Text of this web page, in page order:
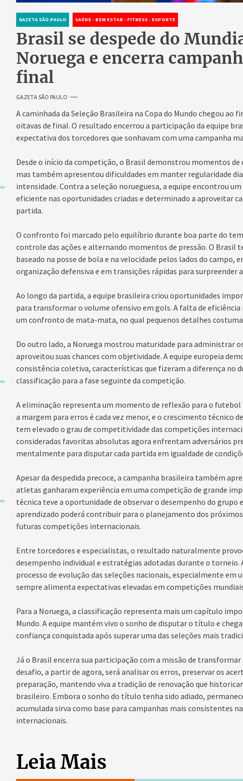
GAZETA SÃO PAULO SAÚDE - BEM ESTAR - FITNESS - ESPORTE
Brasil se despede do
Noruega e encerra
final
GAZETA SÃO PAULO
A caminhada da Seleção Brasileira na Copa do Mundo chegou ao
oitavas de final. O resultado encerrou a participação da equipe
expectativa dos torcedores que sonhavam com uma campanha
Desde o início da competição, o Brasil demonstrou momentos de
mas também apresentou dificuldades em manter regularidade
intensidade. Contra a seleção norueguesa, a equipe encontrou
eficiente nas oportunidades criadas e determinado a aproveitar
partida.
O confronto foi marcado pelo equilíbrio durante boa parte do
controle das ações e alternando momentos de pressão. O Brasil
baseado na posse de bola e na velocidade pelos lados do campo,
organização defensiva e em transições rápidas para surpreender
Ao longo da partida, a equipe brasileira criou oportunidades
para transformar o volume ofensivo em gols. A falta de eficiência
um confronto de mata-mata, no qual pequenos detalhes
Do outro lado, a Noruega mostrou maturidade para administrar
aproveitou suas chances com objetividade. A equipe europeia
consistência coletiva, características que fizeram a diferença no
classificação para a fase seguinte da competição.
A eliminação representa um momento de reflexão para o
a margem para erros é cada vez menor, e o crescimento técnico
tem elevado o grau de competitividade das competições
consideradas favoritas absolutas agora enfrentam adversários
mentalmente para disputar cada partida em igualdade de
Apesar da despedida precoce, a campanha brasileira também
atletas ganharam experiência em uma competição de grande
técnica teve a oportunidade de observar o desempenho do grupo
aprendizado poderá contribuir para o planejamento dos
futuras competições internacionais.
Entre torcedores e especialistas, o resultado naturalmente
desempenho individual e estratégias adotadas durante o torneio.
processo de evolução das seleções nacionais, especialmente em
sempre alimenta expectativas elevadas em competições
Para a Noruega, a classificação representa mais um capítulo
Mundo. A equipe mantém vivo o sonho de disputar o título e
confiança conquistada após superar uma das seleções mais
Já o Brasil encerra sua participação com a missão de
desafio, a partir de agora, será analisar os erros, preservar os
preparação, mantendo viva a tradição de renovação que
brasileiro. Embora o sonho do título tenha sido adiado,
acumulada sirva como base para campanhas mais consistentes
internacionais.
Leia Mais